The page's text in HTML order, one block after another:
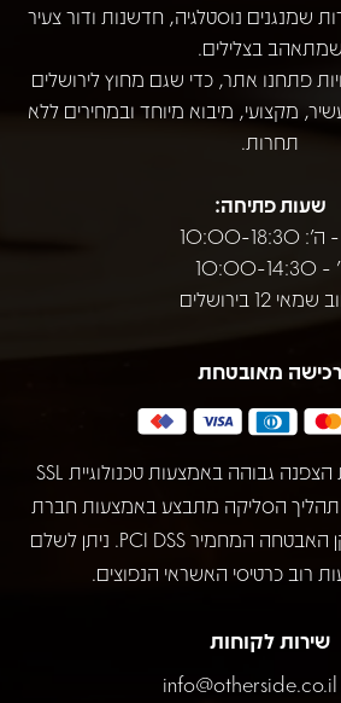
שמנגנים נוסטלגיה, חדשנות ודור צעיר
שמתאהב בצלילים.
פתחנו אתר, כדי שגם מחוץ לירושלים
מקצועי, מיבוא מיוחד ובמחירים ללא
תחרות.
שעות פתיחה:
18:30
14:30
12 בירושלים
רכישה מאובטחת
האתר מאובטח ברמת הצפנה גבוהה באמצעות טכנולוגיית SSL
הסליקה מתבצע באמצעות חברת
COMAX בהתאם לתקן האבטחה המחמיר PCI DSS. ניתן לשלם
רוב כרטיסי האשראי הנפוצים.
שירות לקוחות
info@otherside.co.il